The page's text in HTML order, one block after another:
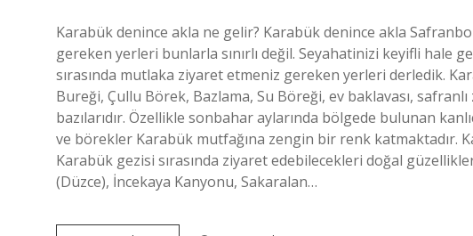
Karabük denince akla ne gelir? Karabük denince akla
gereken yerleri bunlarla sınırlı değil. Seyahatinizi keyifli hale
sırasında mutlaka ziyaret etmeniz gereken yerleri derledik.
Bureği, Çullu Börek, Bazlama, Su Böreği, ev baklavası,
bazılarıdır. Özellikle sonbahar aylarında bölgede bulunan
ve börekler Karabük mutfağına zengin bir renk katmaktadır.
Karabük gezisi sırasında ziyaret edebilecekleri doğal
(Düzce), İncekaya Kanyonu, Sakaralan…